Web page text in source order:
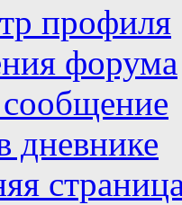
профиля
форума
дневнике